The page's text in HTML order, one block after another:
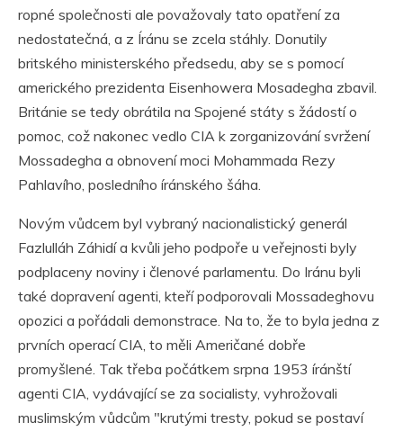
ropné společnosti ale považovaly tato opatření za
nedostatečná, a z Íránu se zcela stáhly. Donutily
britského ministerského předsedu, aby se s pomocí
amerického prezidenta Eisenhowera Mosadegha zbavil.
Británie se tedy obrátila na Spojené státy s žádostí o
pomoc, což nakonec vedlo CIA k zorganizování svržení
Mossadegha a obnovení moci Mohammada Rezy
Pahlavího, posledního íránského šáha.
Novým vůdcem byl vybraný nacionalistický generál
Fazlulláh Záhidí a kvůli jeho podpoře u veřejnosti byly
podplaceny noviny i členové parlamentu. Do Iránu byli
také dopravení agenti, kteří podporovali Mossadeghovu
opozici a pořádali demonstrace. Na to, že to byla jedna z
prvních operací CIA, to měli Američané dobře
promyšlené. Tak třeba počátkem srpna 1953 íránští
agenti CIA, vydávající se za socialisty, vyhrožovali
muslimským vůdcům "krutými tresty, pokud se postaví